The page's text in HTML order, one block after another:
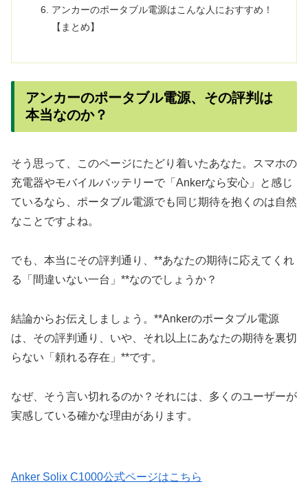
アンカーのポータブル電源はこんな人におすすめ！
【まとめ】
アンカーのポータブル電源、その評判は
本当なのか？
そう思って、このページにたどり着いたあなた。スマホの
充電器やモバイルバッテリーで「Ankerなら安心」と感じ
ているなら、ポータブル電源でも同じ期待を抱くのは自然
なことですよね。
でも、本当にその評判通り、**あなたの期待に応えてくれ
る「間違いない一台」**なのでしょうか？
結論からお伝えしましょう。**Ankerのポータブル電源
は、その評判通り、いや、それ以上にあなたの期待を裏切
らない「頼れる存在」**です。
なぜ、そう言い切れるのか？それには、多くのユーザーが
実感している確かな理由があります。
Anker Solix C1000公式ページはこちら